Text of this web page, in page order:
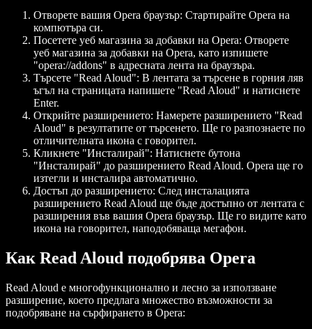
Отворете вашия Opera браузър: Стартирайте Opera на
компютъра си.
Посетете уеб магазина за добавки на Opera: Отворете
уеб магазина за добавки на Opera, като изпишете
"opera://addons" в адресната лента на браузъра.
Търсете "Read Aloud": В лентата за търсене в горния ляв
ъгъл на страницата напишете "Read Aloud" и натиснете
Enter.
Открийте разширението: Намерете разширението "Read
Aloud" в резултатите от търсенето. Ще го разпознаете по
отличителната икона с говорител.
Кликнете "Инсталирай": Натиснете бутона
"Инсталирай" до разширението Read Aloud. Opera ще го
изтегли и инсталира автоматично.
Достъп до разширението: След инсталацията
разширението Read Aloud ще бъде достъпно от лентата с
разширения във вашия Opera браузър. Ще го видите като
икона на говорител, наподобяваща мегафон.
Как Read Aloud подобрява Opera
Read Aloud е многофункционално и лесно за използване
разширение, което предлага множество възможности за
подобряване на сърфирането в Opera: